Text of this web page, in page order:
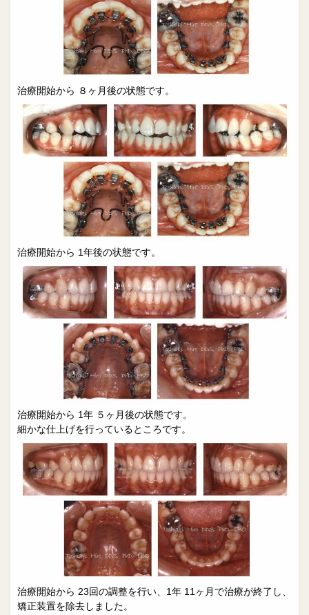
治療開始から ８ヶ月後の状態です。​
治療開始から 1年後の状態です。​
治療開始から 1年 ５ヶ月後の状態です。
細かな仕上げを行っているところです。​
治療開始から 23回の調整を行い、1年 11ヶ月で治療が終了し、
矯正装置を除去しました。